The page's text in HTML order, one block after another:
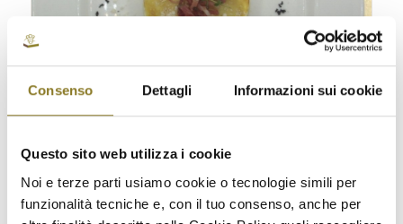
Consenso Dettagli Informazioni sui cookie
Questo sito web utilizza i cookie
Noi e terze parti usiamo cookie o tecnologie simili per
funzionalità tecniche e, con il tuo consenso, anche per
Lasagnetta ai carciofi, montasio e speck
croccante | 5 porzioni